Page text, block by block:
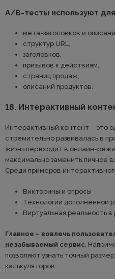
A/B-тесты используют
мета-заголовков и
структур URL,
заголовков,
призывов к действиям,
страниц продаж,
описаний продуктов.
18. Интерактивный
Интерактивный контент – это
стремительно развивалась в
жизнь переходит в онлайн-
максимально заменить личное
Среди примеров
Викторины и опросы
Технологии дополненной
Виртуальная реальность
Главное – вовлечь
незабываемый сервис.
позволяют узнать точный
калькуляторов.